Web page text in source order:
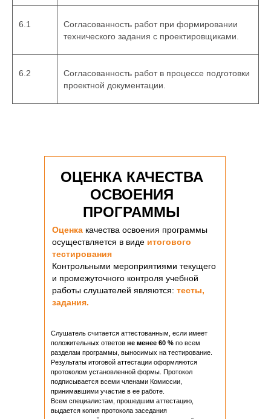
6.1
Согласованность работ при формировании
технического задания с проектировщиками.
6.2
Согласованность работ в процессе подготовки
проектной документации.
Оценка качества освоения программы
осуществляется в виде итогового
тестирования
Контрольными мероприятиями текущего
и промежуточного контроля учебной
работы слушателей являются: тесты,
задания.
Слушатель считается аттестованным, если имеет
положительных ответов не менее 60 % по всем
разделам программы, выносимых на тестирование.
Результаты итоговой аттестации оформляются
протоколом установленной формы. Протокол
подписывается всеми членами Комиссии,
принимавшими участие в ее работе.
Всем специалистам, прошедшим аттестацию,
выдается копия протокола заседания
ОЦЕНКА КАЧЕСТВА
ОСВОЕНИЯ
ПРОГРАММЫ